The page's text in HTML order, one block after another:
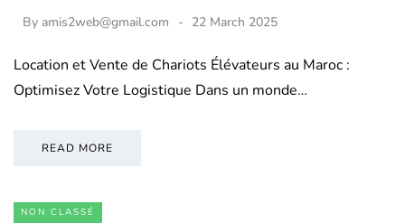
By amis2web@gmail.com 22 March 2025
Location et Vente de Chariots Élévateurs au Maroc :
Optimisez Votre Logistique Dans un monde…
READ MORE
NON CLASSÉ